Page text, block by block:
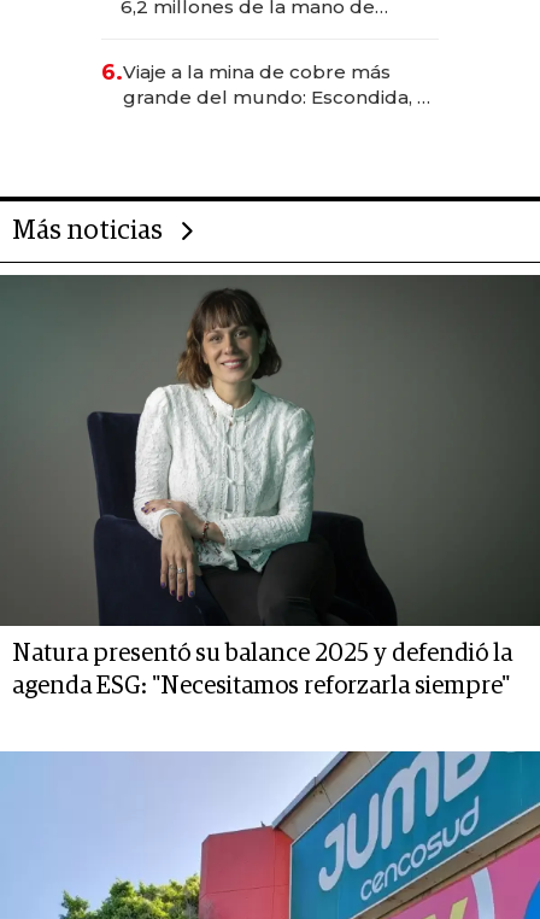
6,2 millones de la mano de
6.Viaje a la mina de cobre más
grande del mundo: Escondida, el
Más noticias
Natura presentó su balance 2025 y defendió la
agenda ESG: "Necesitamos reforzarla siempre"